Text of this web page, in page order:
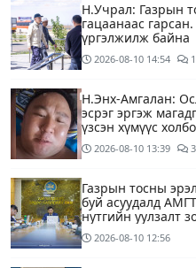
Н.Учрал: Газрын
гацаанаас
үргэлжилж байна
2026-08-10 14:54 1
Н.Энх-Амгалан:
эсрэг эргэж
үзсэн хүмүүс
ярьж өгч тусална уу
2026-08-10 13:39 3
Газрын тосны
буй асуудалд
нутгийн уулзалт
2026-08-10 12:56